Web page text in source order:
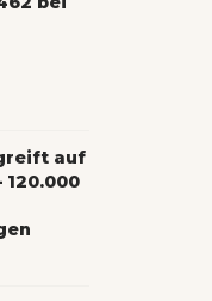
auf
120.000